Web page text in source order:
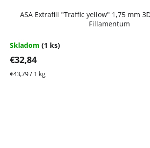
ASA Extrafill "Traffic yellow" 1,75 mm
Fillamentum
Skladom (1 ks)
€32,84
Jednotková
€43,79 / 1 kg